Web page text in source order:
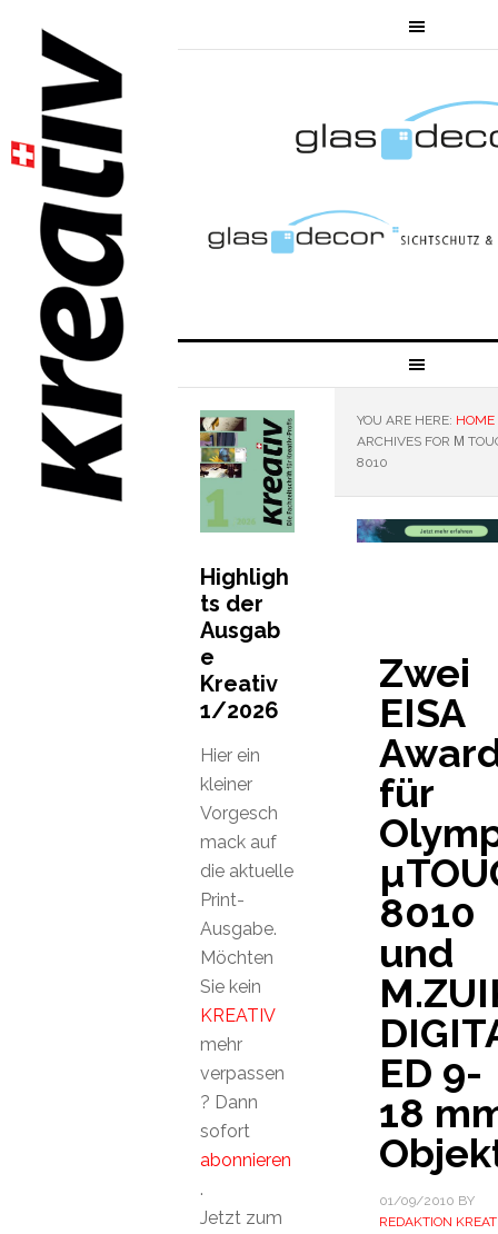
YOU ARE HERE: HOME
ARCHIVES FOR Μ
8010
Zwei
EISA
für
8010
und
ED 9-
18
01/09/2010 BY
REDAKTION
Highligh
ts der
Ausgab
e
Kreativ
1/2026
Hier ein
kleiner
Vorgesch
mack auf
die aktuelle
Print-
Ausgabe.
Möchten
Sie kein
KREATIV
mehr
verpassen
? Dann
sofort
abonnieren
.
Jetzt zum